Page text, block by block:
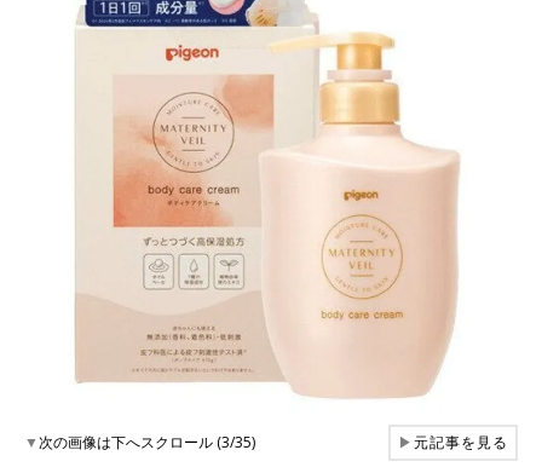
▼次の画像は下へスクロール (3/35) ▶元記事を見る